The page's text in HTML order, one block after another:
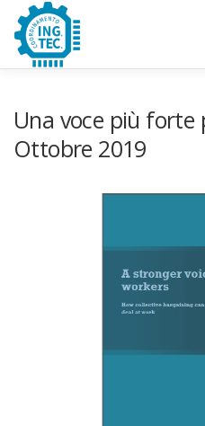
Passa
contenuto
Una voce più forte
Ottobre 2019